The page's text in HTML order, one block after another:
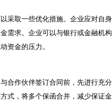
采取一些优化措施。企业应对自
求。企业可以与银行或金融机
资金的压力。
合作伙伴签订合同前，先进行充
式，将多个保函合并，减少保证